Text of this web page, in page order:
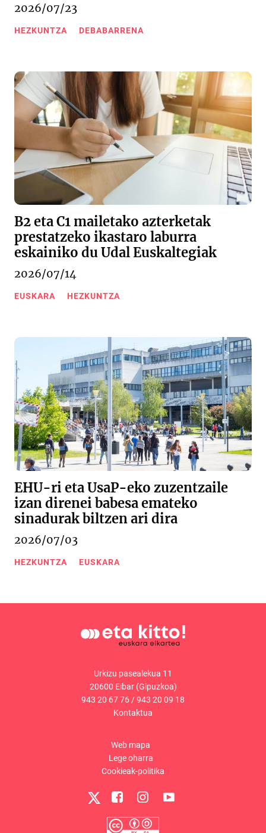
2026/07/23
HEZKUNTZA DEBABARRENA
B2 eta C1 mailetako azterketak
prestatzeko ikastaro laburra
eskainiko du Udal Euskaltegiak
2026/07/14
EUSKARA HEZKUNTZA
EHU-ri eta UsaP-eko zuzentzaile
izan direnei babesa emateko
sinadurak biltzen ari dira
2026/07/03
HEZKUNTZA EUSKARA
Urkizu pasealekua 11
20600 Eibar (Gipuzkoa)
943 20 67 76 /943 20 09 18
Kontaktua
Web mapa
Lege oharra
Cookieak-politika